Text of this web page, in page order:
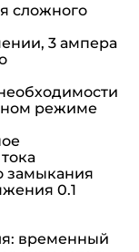
сложного
3 ампера
режиме
замыкания
0.1
временный